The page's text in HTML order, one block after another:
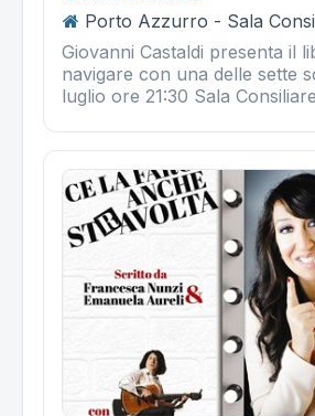
Porto Azzurro - Sala
Giovanni Castaldi presenta il
navigare con una delle sette
luglio ore 21:30 Sala Consiliare